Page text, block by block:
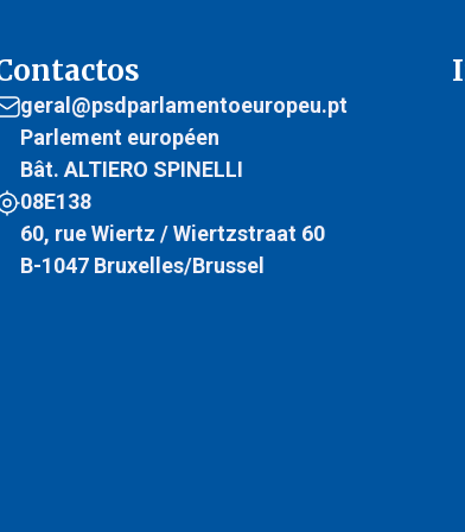
geral@psdparlamentoeuropeu.pt
Parlement européen
Bât. ALTIERO SPINELLI
08E138
60, rue Wiertz / Wiertzstraat 60
B-1047 Bruxelles/Brussel